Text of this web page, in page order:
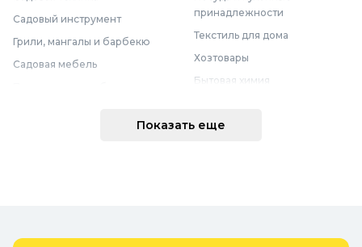
Садовый инструмент
Грили, мангалы и барбекю
Садовая мебель
туалеты
принадлежности
Текстиль для дома
Хозтовары
Бытовая химия
Мебель
Самогоноварение
Показать еще